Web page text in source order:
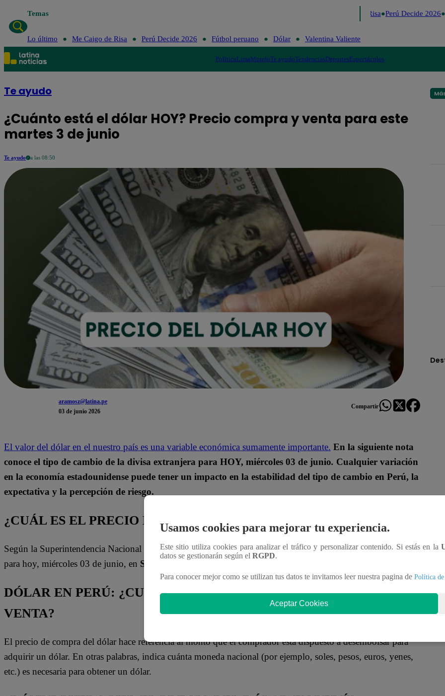
Temas Me Caigo de Risa Perú Decide 2026
Lo último Me Caigo de Risa Perú Decide 2026 Fútbol peruano Dólar Valentina Valiente
PolíticaLimaMundoTe ayudoTendenciasDeportesEspectáculos
Te ayudo
¿Cuánto está el dólar HOY? Precio compra y venta para este
martes 3 de junio
Te ayudo a las 08:50
aramosz@latina.pe
03 de junio 2026
Compartir
El valor del dólar en el nuestro país es una variable económica sumamente importante. En la siguiente nota
conoce el tipo de cambio de la divisa extranjera para HOY, miércoles 03 de junio. Cualquier variación
en la economía estadounidense puede tener un impacto en la estabilidad del tipo de cambio en Perú, la
expectativa y la percepción de riesgo.
¿CUÁL ES EL PRECIO DEL DÓLAR HOY, 03 DE JUNIO DE 2026?
Según la Superintendencia Nacional de Aduanas y de Administración Tributaria (Sunat), el dólar se cotizó
para hoy, miércoles 03 de junio, en S/3.407
DÓLAR EN PERÚ: ¿CUÁL ES LA DIFERENCIA ENTRE COMPRA Y
VENTA?
El precio de compra del dólar hace referencia al monto que el comprador está dispuesto a desembolsar para
adquirir un dólar. En otras palabras, indica cuánta moneda nacional (por ejemplo, soles, pesos, euros, yenes,
etc.) es necesaria para obtener un dólar.
Usamos cookies para mejorar tu experiencia.
Este sitio utiliza cookies para analizar el tráfico y personalizar contenido. Si estás en la
datos se gestionarán según el RGPD.
Para conocer mejor como se utilizan tus datos te invitamos leer nuestra pagina de Política
Aceptar Cookies